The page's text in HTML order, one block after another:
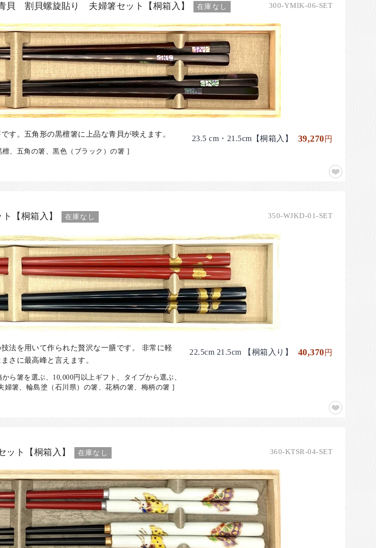
貝 割貝螺旋貼り 夫婦箸セット【桐箱入】 在庫なし 300-YMIK-06-SET
す。五角形の黒檀箸に上品な青貝が映えます。
、五角の箸、黒色（ブラック）の箸 ]
23.5 cm・21.5cm【桐箱入】 39,270円
【桐箱入】 在庫なし 350-WJKD-01-SET
法を用いて作られた贅沢な一膳です。 非常に軽
さに最高峰と言えます。
ら箸を選ぶ、10,000円以上ギフト、タイプから選ぶ、
箸、輪島塗（石川県）の箸、花柄の箸、梅柄の箸 ]
22.5cm 21.5cm 【桐箱入り】 40,370円
ト【桐箱入】 在庫なし 360-KTSR-04-SET